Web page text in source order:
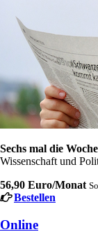
Sechs mal die
Wissenschaft und
56,90 Euro/Monat
Bestellen
Online